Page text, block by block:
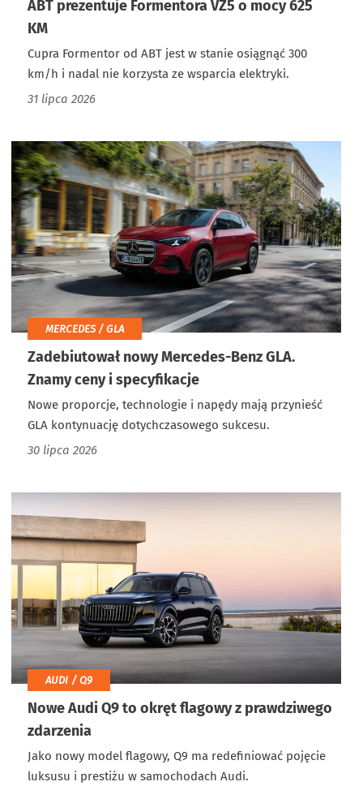
ABT prezentuje Formentora VZ5 o mocy 625
KM
Cupra Formentor od ABT jest w stanie osiągnąć 300
km/h i nadal nie korzysta ze wsparcia elektryki.
31 lipca 2026
MERCEDES / GLA
Zadebiutował nowy Mercedes-Benz GLA.
Znamy ceny i specyfikacje
Nowe proporcje, technologie i napędy mają przynieść
GLA kontynuację dotychczasowego sukcesu.
30 lipca 2026
AUDI / Q9
Nowe Audi Q9 to okręt flagowy z prawdziwego
zdarzenia
Jako nowy model flagowy, Q9 ma redefiniować pojęcie
luksusu i prestiżu w samochodach Audi.